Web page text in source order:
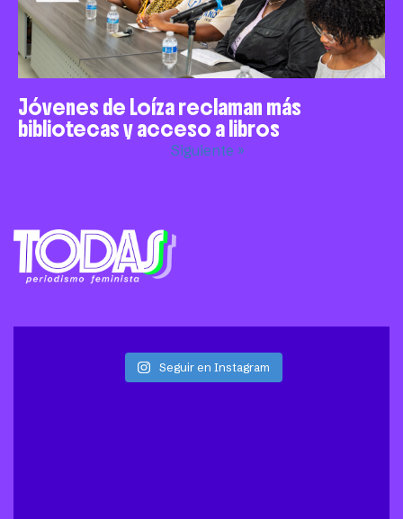
Jóvenes de Loíza reclaman más
bibliotecas y acceso a libros
Siguiente »
Seguir en Instagram